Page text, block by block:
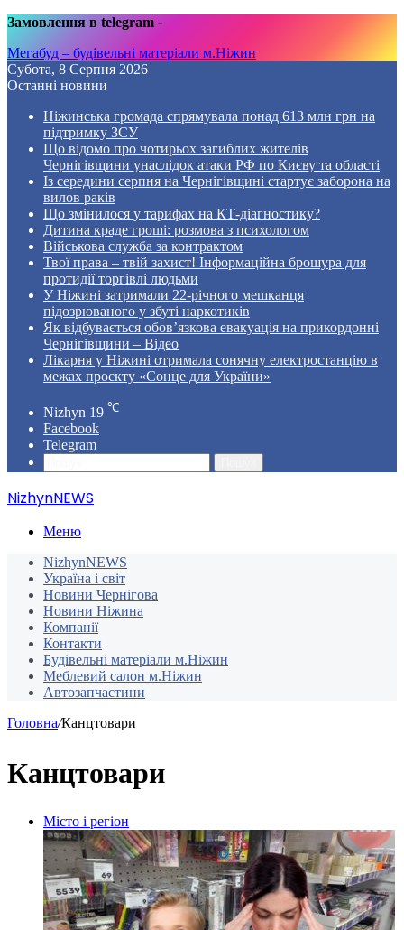
Замовлення в telegram -
Мегабуд – будівельні матеріали м.Ніжин
Субота, 8 Серпня 2026
Останні новини
Ніжинська громада спрямувала понад 613 млн грн на
підтримку ЗСУ
Що відомо про чотирьох загиблих жителів
Чернігівщини унаслідок атаки РФ по Києву та області
Із середини серпня на Чернігівщині стартує заборона на
вилов раків
Що змінилося у тарифах на КТ-діагностику?
Дитина краде гроші: розмова з психологом
Військова служба за контрактом
Твої права – твій захист! Інформаційна брошура для
протидії торгівлі людьми
У Ніжині затримали 22-річного мешканця
підозрюваного у збуті наркотиків
Як відбувається обов’язкова евакуація на прикордонні
Чернігівщини – Відео
Лікарня у Ніжині отримала сонячну електростанцію в
межах проєкту «Сонце для України»
Nizhyn 19 ℃
Facebook
Telegram
NizhynNEWS
Меню
NizhynNEWS
Україна і світ
Новини Чернігова
Новини Ніжина
Компанії
Контакти
Будівельні матеріали м.Ніжин
Меблевий салон м.Ніжин
Автозапчастини
Головна/Канцтовари
Канцтовари
Місто і регіон